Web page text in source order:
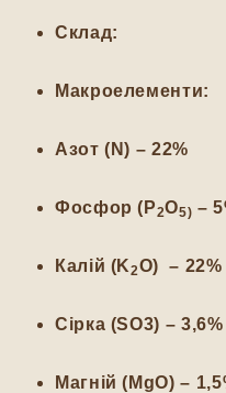
Склад:
Макроелементи:
Азот (N) – 22%
Фосфор (P2O5) –
Калій (K2O) – 22%
Сірка (SO3) – 3,6%
Магній (MgO)–